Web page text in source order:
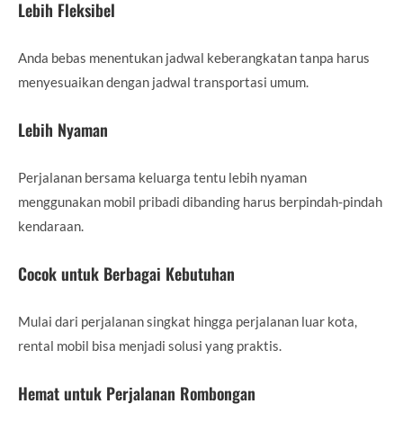
Lebih Fleksibel
Anda bebas menentukan jadwal keberangkatan tanpa harus
menyesuaikan dengan jadwal transportasi umum.
Lebih Nyaman
Perjalanan bersama keluarga tentu lebih nyaman
menggunakan mobil pribadi dibanding harus berpindah-pindah
kendaraan.
Cocok untuk Berbagai Kebutuhan
Mulai dari perjalanan singkat hingga perjalanan luar kota,
rental mobil bisa menjadi solusi yang praktis.
Hemat untuk Perjalanan Rombongan